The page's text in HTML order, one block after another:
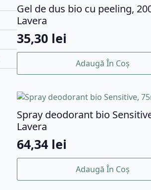
Gel de dus bio cu peeling,
Lavera
35,30 lei
Adaugă În Coș
Spray deodorant bio
Lavera
64,34 lei
Adaugă În Coș